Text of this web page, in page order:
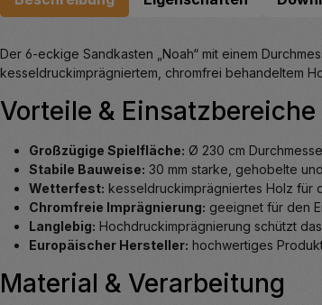
Der 6-eckige Sandkasten „Noah“ mit einem
kesseldruckimprägniertem, chromfrei behandeltem
Vorteile & Einsatzbereiche
Großzügige Spielfläche: Ø 230 cm
Stabile Bauweise: 30 mm starke, gehobelte
Wetterfest: kesseldruckimprägniertes Holz für
Chromfreie Imprägnierung: geeignet für den
Langlebig: Hochdruckimprägnierung schützt
Europäischer Hersteller: hochwertiges
Material & Verarbeitung